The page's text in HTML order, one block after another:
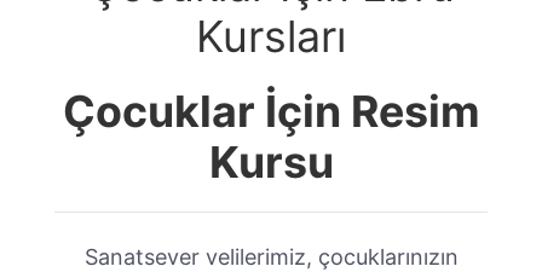
Kursları
Çocuklar İçin Resim
Kursu
Sanatsever velilerimiz, çocuklarınızın